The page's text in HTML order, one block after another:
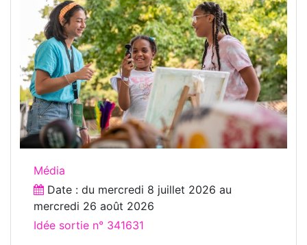
Média
Date : du mercredi 8 juillet 2026 au
mercredi 26 août 2026
Idée sortie n° 341631